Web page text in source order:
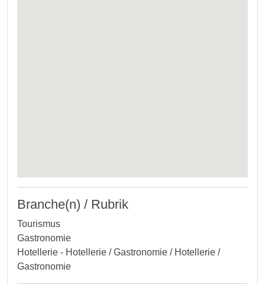
Branche(n) / Rubrik
Tourismus
Gastronomie
Hotellerie - Hotellerie / Gastronomie / Hotellerie /
Gastronomie